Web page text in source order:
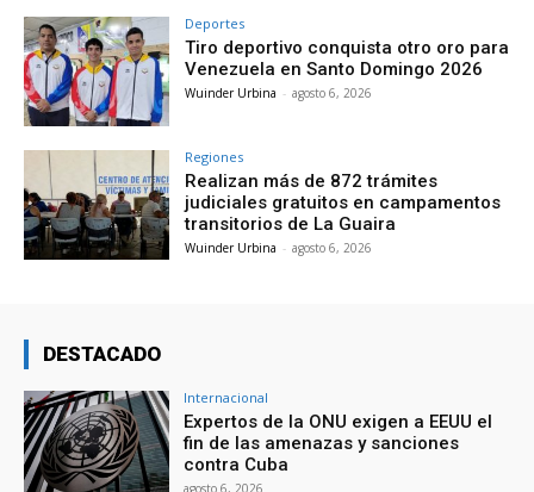
Deportes
Tiro deportivo conquista otro oro para
Venezuela en Santo Domingo 2026
Wuinder Urbina - agosto 6, 2026
Regiones
Realizan más de 872 trámites
judiciales gratuitos en campamentos
transitorios de La Guaira
Wuinder Urbina - agosto 6, 2026
DESTACADO
Internacional
Expertos de la ONU exigen a EEUU el
fin de las amenazas y sanciones
contra Cuba
agosto 6, 2026